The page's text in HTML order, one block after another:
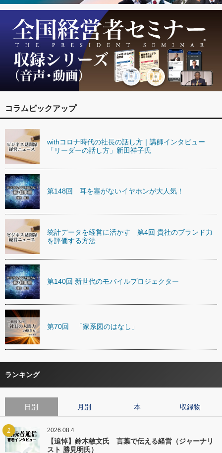
コラムピックアップ
withコロナ時代の社長の話し方｜講師インタビュー
「リーダーの話し方」新田祥子氏
第148回 耳を塞がないイヤホンが大人気！
統計データを経営に活かす 第4回 貴社のブランド力
を評価する方法
第140回 新世代のモバイルプロジェクター
第70回 「家系図のはなし」
ランキング
日別 月別 本 収録物
1 2026.08.4
【追悼】鈴木敏文氏 言葉で伝える経営（ジャーナリ
スト 勝見明氏）